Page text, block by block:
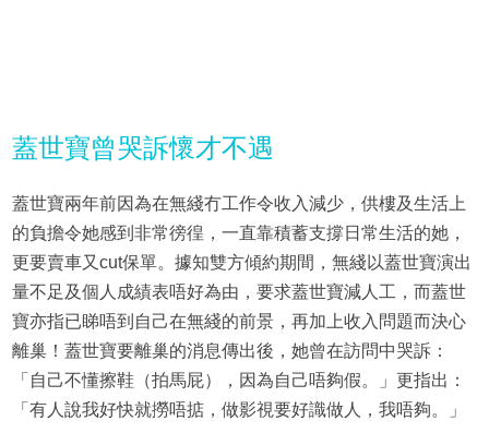
蓋世寶曾哭訴懷才不遇
蓋世寶兩年前因為在無綫冇工作令收入減少，供樓及生活上
的負擔令她感到非常徬徨，一直靠積蓄支撐日常生活的她，
更要賣車又cut保單。據知雙方傾約期間，無綫以蓋世寶演出
量不足及個人成績表唔好為由，要求蓋世寶減人工，而蓋世
寶亦指已睇唔到自己在無綫的前景，再加上收入問題而決心
離巢！蓋世寶要離巢的消息傳出後，她曾在訪問中哭訴：
「自己不懂擦鞋（拍馬屁），因為自己唔夠假。」更指出：
「有人說我好快就撈唔掂，做影視要好識做人，我唔夠。」